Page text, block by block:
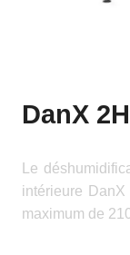
DanX
Le
intérieure
maximum de